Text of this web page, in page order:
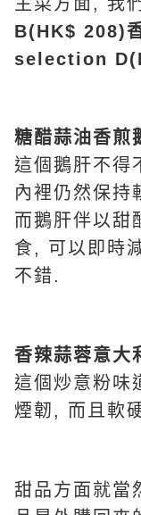
B(HK$ 208)
selection
糖醋蒜油香煎
這個鵝肝不得
內裡仍然保持
而鵝肝伴以甜
食, 可以即時
不錯.
香辣蒜蓉意大
這個炒意粉味
煙韌, 而且軟
甜品方面就當